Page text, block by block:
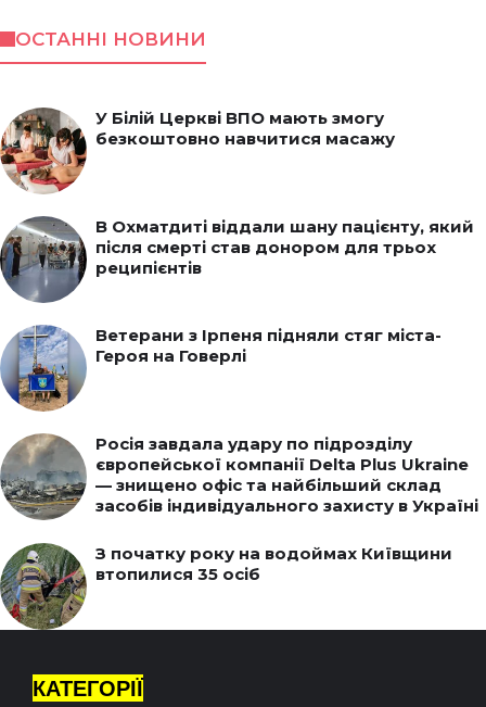
ОСТАННІ НОВИНИ
У Білій Церкві ВПО мають змогу
безкоштовно навчитися масажу
В Охматдиті віддали шану пацієнту, який
після смерті став донором для трьох
реципієнтів
Ветерани з Ірпеня підняли стяг міста-
Героя на Говерлі
Росія завдала удару по підрозділу
європейської компанії Delta Plus Ukraine
— знищено офіс та найбільший склад
засобів індивідуального захисту в Україні
З початку року на водоймах Київщини
втопилися 35 осіб
КАТЕГОРІЇ